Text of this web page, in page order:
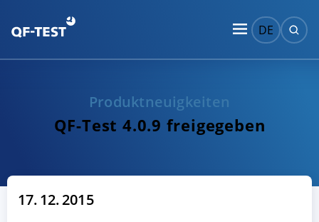
DE
Produktneuigkeiten
QF-Test 4.0.9 freigegeben
17. 12. 2015